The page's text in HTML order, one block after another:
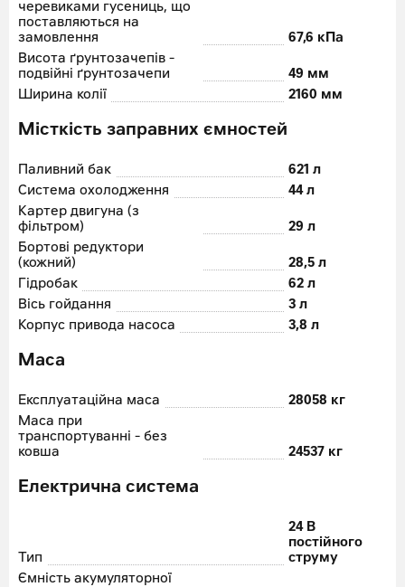
черевиками гусениць, що
поставляються на
замовлення
67,6 кПа
Висота ґрунтозачепів -
подвійні ґрунтозачепи
49 мм
Ширина колії
2160 мм
Місткість заправних ємностей
Паливний бак
621 л
Система охолодження
44 л
Картер двигуна (з
фільтром)
29 л
Бортові редуктори
(кожний)
28,5 л
Гідробак
62 л
Вісь гойдання
3 л
Корпус привода насоса
3,8 л
Маса
Експлуатаційна маса
28058 кг
Маса при
транспортуванні - без
ковша
24537 кг
Електрична система
Тип
24 В
постійного
струму
Ємність акумуляторної